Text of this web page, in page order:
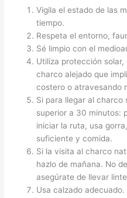
Vigila el estado de las
tiempo.
Respeta el entorno,
Sé limpio con el
Utiliza protección
charco alejado que
costero o atravesando
Si para llegar al
superior a 30 minutos:
iniciar la ruta, usa
suficiente y comida.
Si la visita al charco
hazlo de mañana. No
asegúrate de llevar
Usa calzado